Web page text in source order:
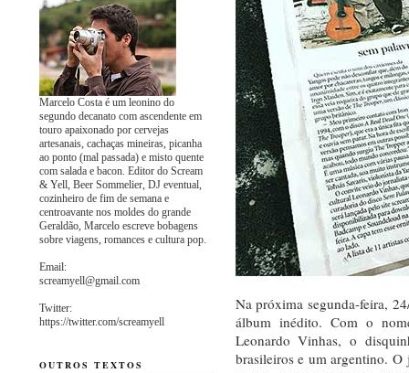
Na próxima segunda-feira,
álbum inédito. Com o
Leonardo Vinhas, o
brasileiros e um argentino.
Marcelo Costa é um leonino do
segundo decanato com ascendente em
touro apaixonado por cervejas
artesanais, cachaças mineiras, picanha
ao ponto (mal passada) e misto quente
com salada e bacon. Editor do Scream
& Yell, Beer Sommelier, DJ eventual,
cozinheiro de fim de semana e
centroavante nos moldes do grande
Geraldão, Marcelo escreve bobagens
sobre viagens, romances e cultura pop.
Email:
screamyell@gmail.com
Twitter:
https://twitter.com/screamyell
OUTROS TEXTOS